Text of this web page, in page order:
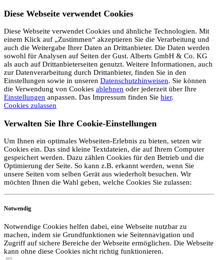
Diese Webseite verwendet Cookies
Diese Webseite verwendet Cookies und ähnliche Technologien. Mit
einem Klick auf „Zustimmen“ akzeptieren Sie die Verarbeitung und
auch die Weitergabe Ihrer Daten an Drittanbieter. Die Daten werden
sowohl für Analysen auf Seiten der Gust. Alberts GmbH & Co. KG
als auch auf Drittanbieterseiten genutzt. Weitere Informationen, auch
zur Datenverarbeitung durch Drittanbieter, finden Sie in den
Einstellungen sowie in unseren Datenschutzhinweisen. Sie können
die Verwendung von Cookies ablehnen oder jederzeit über Ihre
Einstellungen anpassen. Das Impressum finden Sie hier.
Cookies zulassen
Verwalten Sie Ihre Cookie-Einstellungen
Um Ihnen ein optimales Webseiten-Erlebnis zu bieten, setzen wir
Cookies ein. Das sind kleine Textdateien, die auf Ihrem Computer
gespeichert werden. Dazu zählen Cookies für den Betrieb und die
Optimierung der Seite. So kann z.B. erkannt werden, wenn Sie
unsere Seiten vom selben Gerät aus wiederholt besuchen. Wir
möchten Ihnen die Wahl geben, welche Cookies Sie zulassen:
Notwendig
Notwendige Cookies helfen dabei, eine Webseite nutzbar zu
machen, indem sie Grundfunktionen wie Seitennavigation und
Zugriff auf sichere Bereiche der Webseite ermöglichen. Die Webseite
kann ohne diese Cookies nicht richtig funktionieren.